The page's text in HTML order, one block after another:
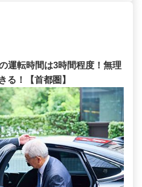
運転時間は3時間程度！無理
る！【首都圏】